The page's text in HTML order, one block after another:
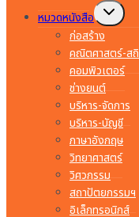
หมวดหนังสือ
Toggle
child
menu
ก่อสร้าง
คณิตศาสตร์-ส
คอมพิวเตอร์
ช่างยนต์
บริหาร-จัดการ
บริหาร-บัญชี
ภาษาอังกฤษ
วิทยาศาสตร์
วิศวกรรม
สถาปัตยกรรมฯ
อิเล็กทรอนิกส์